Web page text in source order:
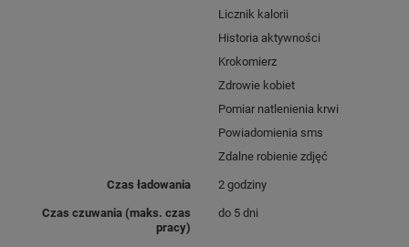
Licznik kalorii
Historia aktywności
Krokomierz
Zdrowie kobiet
Pomiar natlenienia krwi
Powiadomienia sms
Zdalne robienie zdjęć
Czas ładowania 2 godziny
Czas czuwania (maks. czas
pracy)
do 5 dni